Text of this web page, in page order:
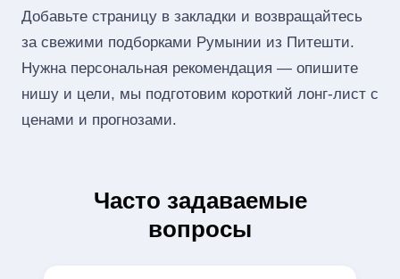
Добавьте страницу в закладки и возвращайтесь
за свежими подборками Румынии из Питешти.
Нужна персональная рекомендация — опишите
нишу и цели, мы подготовим короткий лонг‑лист с
ценами и прогнозами.
Часто задаваемые
вопросы